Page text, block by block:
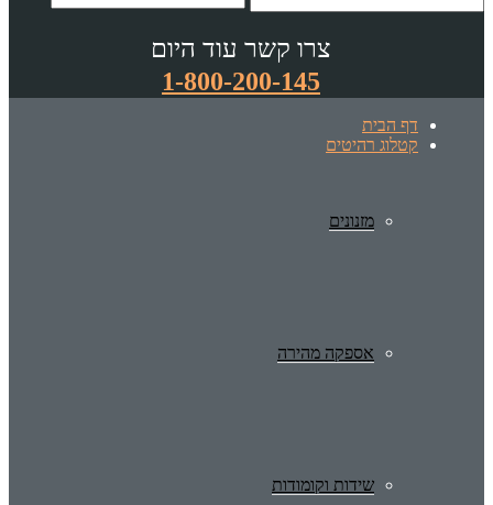
צרו קשר עוד היום
1-800-200-145
דף הבית
קטלוג רהיטים
מזנונים
אספקה מהירה
שידות וקומודות